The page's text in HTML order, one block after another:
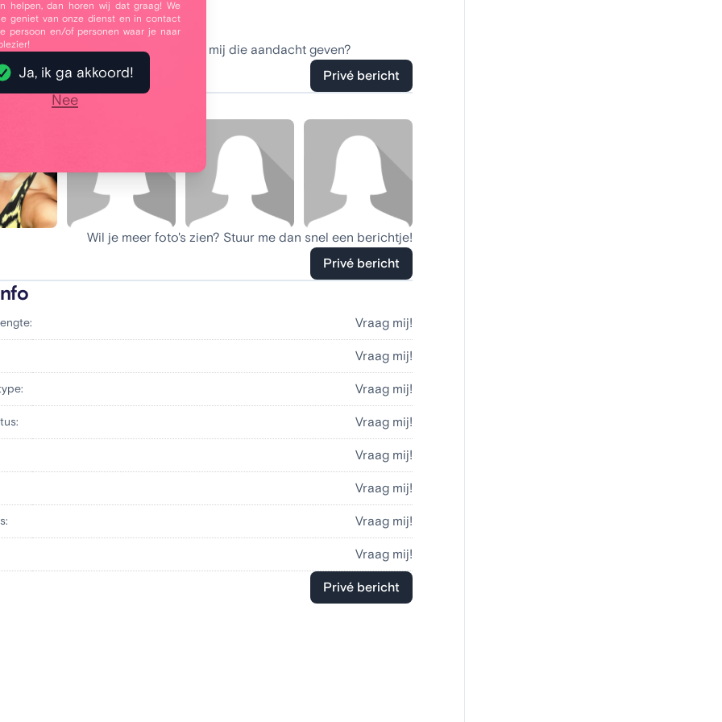
helpen, dan horen wij dat graag! We
geniet van onze dienst en in contact
persoon en/of personen waar je naar
Ja, ik ga akkoord!
Nee
ik van. Ik wil spanning met seks.
aandacht ook nodig! Kan en wil jij mij die aandacht geven?
Privé bericht
Wil je meer foto's zien? Stuur me dan snel een berichtje!
Privé bericht
Vraag mij!
Vraag mij!
Vraag mij!
Vraag mij!
Vraag mij!
Vraag mij!
Vraag mij!
Vraag mij!
Privé bericht